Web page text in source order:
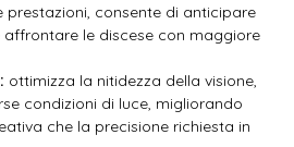
prestazioni, consente di anticipare
affrontare le discese con maggiore
ottimizza la nitidezza della visione,
condizioni di luce, migliorando
che la precisione richiesta in